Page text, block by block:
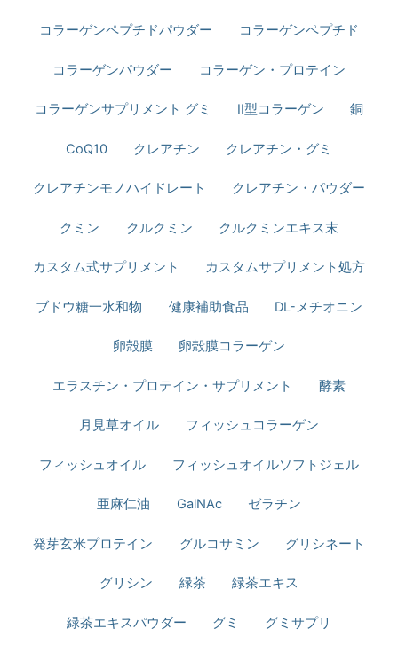
コラーゲンペプチドパウダー コラーゲンペプチド
コラーゲンパウダー コラーゲン・プロテイン
コラーゲンサプリメント グミ II型コラーゲン 銅
CoQ10 クレアチン クレアチン・グミ
クレアチンモノハイドレート クレアチン・パウダー
クミン クルクミン クルクミンエキス末
カスタム式サプリメント カスタムサプリメント処方
ブドウ糖一水和物 健康補助食品 DL-メチオニン
卵殻膜 卵殻膜コラーゲン
エラスチン・プロテイン・サプリメント 酵素
月見草オイル フィッシュコラーゲン
フィッシュオイル フィッシュオイルソフトジェル
亜麻仁油 GalNAc ゼラチン
発芽玄米プロテイン グルコサミン グリシネート
グリシン 緑茶 緑茶エキス
緑茶エキスパウダー グミ グミサプリ